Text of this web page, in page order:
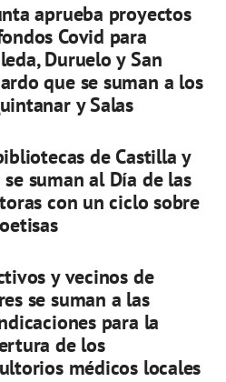
aprueba proyectos
Covid para
Duruelo y San
que se suman a los
y Salas
de Castilla y
se suman al Día de las
con un ciclo sobre
y vecinos de
se suman a las
para la
de los
médicos locales